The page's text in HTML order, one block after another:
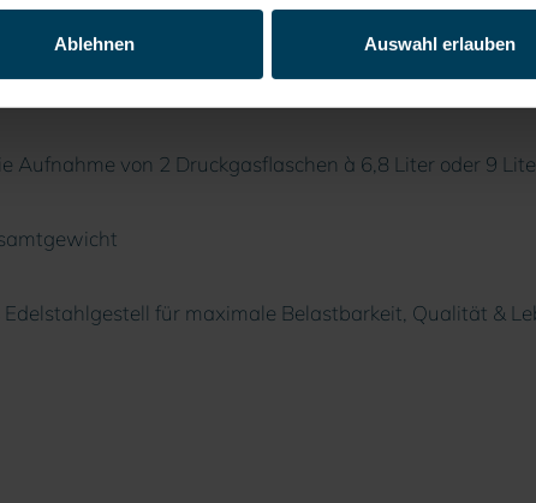
Ablehnen Auswahl erlauben
nutzbar
Aufnahme von 2 Druckgasflaschen à 6,8 Liter oder 9
für maximale Belastbarkeit, Qualität &